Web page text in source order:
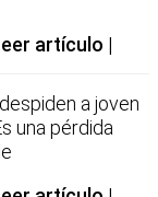
artículo
a joven
una pérdida